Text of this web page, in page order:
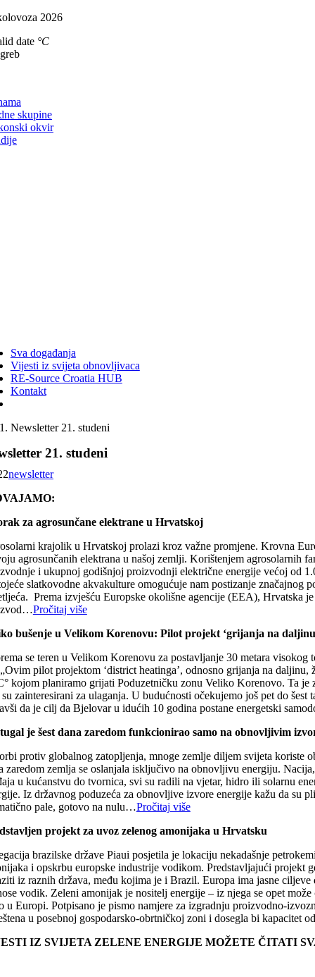
Skip
content
2026
date °C
skupine
okvir
Sva događanja
Vijesti iz svijeta obnovljivaca
RE-Source Croatia HUB
Kontakt
Newsletter 21. studeni
21. studeni
newsletter
za agrosunčane elektrane u Hrvatskoj
krajolik u Hrvatskoj prolazi kroz važne promjene. Krovna
agrosunčanih elektrana u našoj zemlji. Korištenjem agrosolarnih
i ukupnoj godišnjoj proizvodnji električne energije većoj od
slatkovodne akvakulture omogućuje nam postizanje
Prema izvješću Europske okolišne agencije (EEA), Hrvatska
Pročitaj više
bušenje u Velikom Korenovu: Pilot projekt ‘grijanja na
se teren u Velikom Korenovu za postavljanje 30 metara
pilot projektom ‘district heatinga’, odnosno grijanja na
kojom planiramo grijati Poduzetničku zonu Veliko Korenovo. Ta je
zainteresirani za ulaganja. U budućnosti očekujemo još pet do
da je cilj da Bjelovar u idućih 10 godina postane energetski
je šest dana zaredom funkcionirao samo na obnovljivim
protiv globalnog zatopljenja, mnoge zemlje diljem svijeta koriste
zaredom zemlja se oslanjala isključivo na obnovljivu energiju.
u kućanstvu do tvornica, svi su radili na vjetar, hidro ili solarnu
Iz državnog poduzeća za obnovljive izvore energije kažu da su
pale, gotovo na nulu…Pročitaj više
projekt za uvoz zelenog amonijaka u Hrvatsku
brazilske države Piaui posjetila je lokaciju nekadašnje
i opskrbu europske industrije vodikom. Predstavljajući projekt
iz raznih država, među kojima je i Brazil. Europa ima jasne
vodik. Zeleni amonijak je nositelj energije – iz njega se opet
u Europi. Potpisano je pismo namjere za izgradnju proizvodno-
u posebnoj gospodarsko-obrtničkoj zoni i dosegla bi kapacitet
IZ SVIJETA ZELENE ENERGIJE MOŽETE ČITATI